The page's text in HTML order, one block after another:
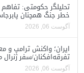
تحلیلگر حکومتی: تفاهم
خطر جنگ همچنان
آگوست 06, 2026
ایران؛ واکنش ترامپ و
تفرقه‌افکنان/سفر ژنرال
آگوست 06, 2026